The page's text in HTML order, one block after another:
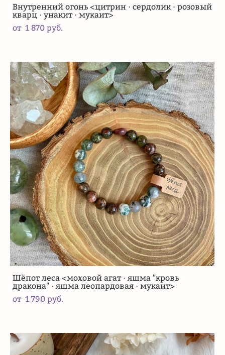
Внутренний огонь <цитрин · сердолик · розовый
кварц · унакит · мукаит>
от 1 870 pуб.
Шёпот леса <моховой агат · яшма "кровь
дракона" · яшма леопардовая · мукаит>
от 1 790 pуб.